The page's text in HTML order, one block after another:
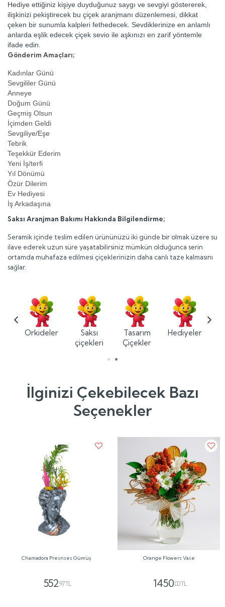
Hediye ettiğiniz kişiye duyduğunuz saygı ve sevgiyi göstererek,
ilişkinizi pekiştirecek bu çiçek aranjmanı düzenlemesi, dikkat
çeken bir sunumla kalpleri fethedecek. Sevdiklerinize en anlamlı
anlarda eşlik edecek çiçek sevio ile aşkınızı en zarif yöntemle
ifade edin.
Gönderim Amaçları;
Kadınlar Günü
Sevgililer Günü
Anneye
Doğum Günü
Geçmiş Olsun
İçimden Geldi
Sevgiliye/Eşe
Tebrik
Teşekkür Ederim
Yeni İş/terfi
Yıl Dönümü
Özür Dilerim
Ev Hediyesi
İş Arkadaşına
Saksı Aranjman Bakımı Hakkında Bilgilendirme;
Seramik içinde teslim edilen ürününüzü iki günde bir olmak üzere su
ilave ederek uzun süre yaşatabilirsiniz mümkün olduğunca serin
ortamda muhafaza edilmesi çiçeklerinizin daha canlı taze kalmasını
sağlar.
Orkideler
Saksı
çiçekleri
Tasarım
Çiçekler
Hediyeler
İlginizi Çekebilecek Bazı
Seçenekler
Chamadora Presnses Gümüş
552,97 TL
Orange Flowers Vase
1450,00 TL